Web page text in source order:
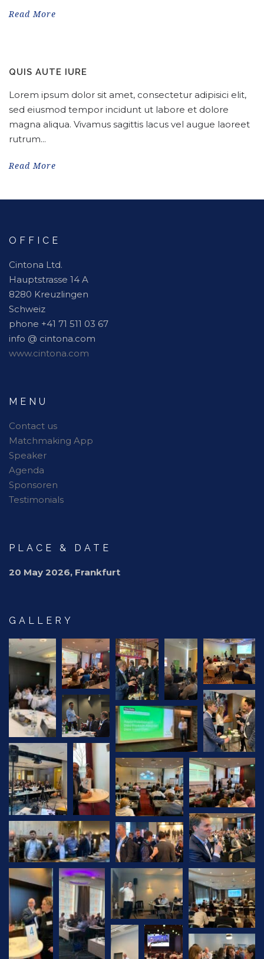
Read More
QUIS AUTE IURE
Lorem ipsum dolor sit amet, consectetur adipisici elit,
sed eiusmod tempor incidunt ut labore et dolore
magna aliqua. Vivamus sagittis lacus vel augue laoreet
rutrum...
Read More
OFFICE
Cintona Ltd.
Hauptstrasse 14 A
8280 Kreuzlingen
Schweiz
phone +41 71 511 03 67
info @ cintona.com
www.cintona.com
MENU
Contact us
Matchmaking App
Speaker
Agenda
Sponsoren
Testimonials
PLACE & DATE
20 May 2026, Frankfurt
GALLERY